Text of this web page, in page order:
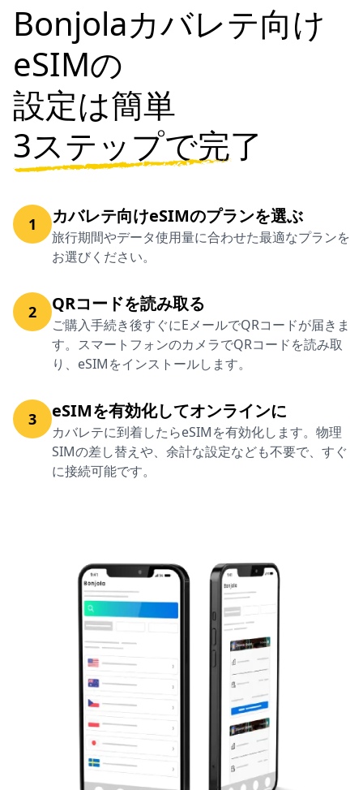
Bonjolaカバレテ向け
eSIMの
設定は簡単
3ステップで完了
1 カバレテ向けeSIMのプランを選ぶ
旅行期間やデータ使用量に合わせた最適なプランを
お選びください。
2 QRコードを読み取る
ご購入手続き後すぐにEメールでQRコードが届きま
す。スマートフォンのカメラでQRコードを読み取
り、eSIMをインストールします。
3 eSIMを有効化してオンラインに
カバレテに到着したらeSIMを有効化します。物理
SIMの差し替えや、余計な設定なども不要で、すぐ
に接続可能です。